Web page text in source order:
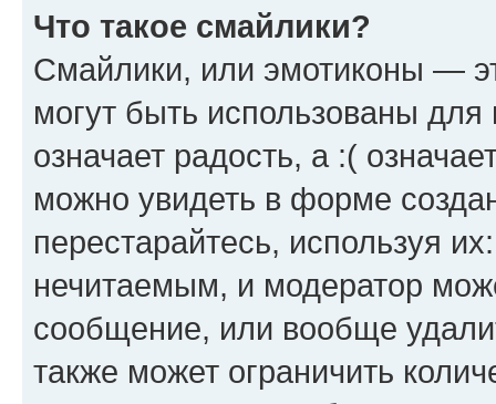
Что такое смайлики?
Смайлики, или эмотиконы —
могут быть использованы
означает радость, а :(
можно увидеть в форме
перестарайтесь, используя
нечитаемым, и модератор
сообщение, или вообще
также может ограничить